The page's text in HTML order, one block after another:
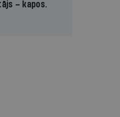
– kapos.